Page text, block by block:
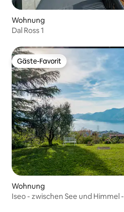
Wohnung
Dal Ross 1
Gäste-Favorit
Gäste-Favorit
Wohnung
Iseo - zwischen See und Himmel -